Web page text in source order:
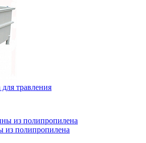
травления
из полипропилена